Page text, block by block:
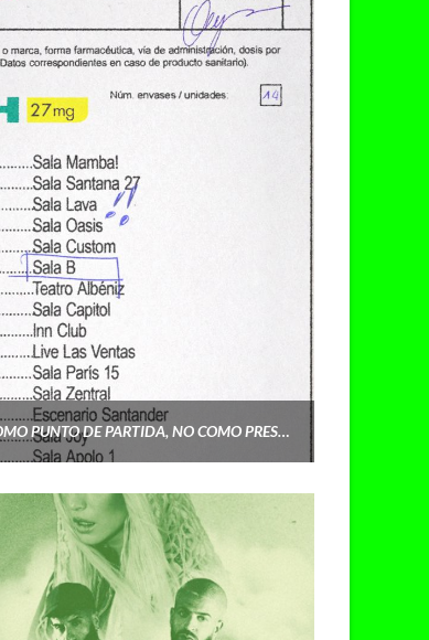
FUNZO ENTRA EN OTRA FASE: “TDAH” COMO PUNTO DE PARTIDA, NO COMO PRESENTACIÓN